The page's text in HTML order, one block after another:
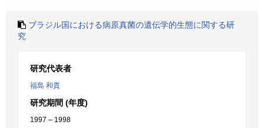
ブラジル国における病原真菌の遺伝学的生態に関する研
究
研究代表者
福島 和貴
研究期間 (年度)
1997 – 1998